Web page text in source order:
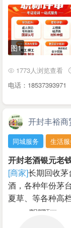
图1
1773人浏览查看
电话：18537393971
开封丰裕商
同城服务 生活
开封老酒银元老
[商家]长期回收
酒，各种年份茅
夏草、等各种高